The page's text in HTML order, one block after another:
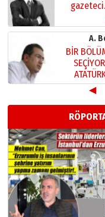
31
A.
BİR
28
26
Ardında
gönül
13
◀